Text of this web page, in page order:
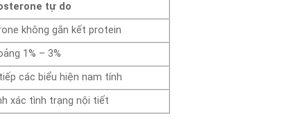
tự do
không gắn kết protein
1% – 3%
các biểu hiện nam tính
xác tình trạng nội tiết